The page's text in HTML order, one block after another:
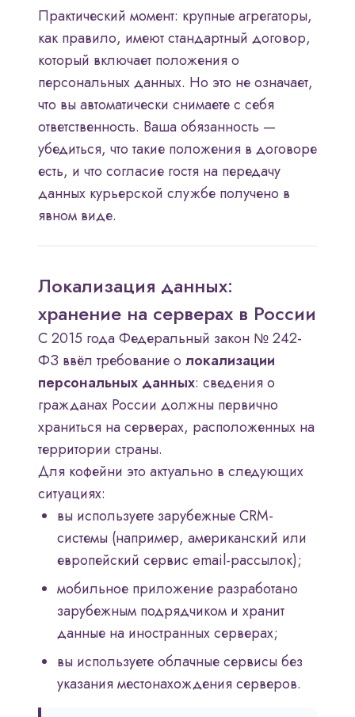
Практический момент: крупные агрегаторы,
как правило, имеют стандартный договор,
который включает положения о
персональных данных. Но это не означает,
что вы автоматически снимаете с себя
ответственность. Ваша обязанность —
убедиться, что такие положения в договоре
есть, и что согласие гостя на передачу
данных курьерской службе получено в
явном виде.
Локализация данных:
хранение на серверах в России
С 2015 года Федеральный закон № 242-
ФЗ ввёл требование о локализации
персональных данных: сведения о
гражданах России должны первично
храниться на серверах, расположенных на
территории страны.
Для кофейни это актуально в следующих
ситуациях:
вы используете зарубежные CRM-
системы (например, американский или
европейский сервис email-рассылок);
мобильное приложение разработано
зарубежным подрядчиком и хранит
данные на иностранных серверах;
вы используете облачные сервисы без
указания местонахождения серверов.